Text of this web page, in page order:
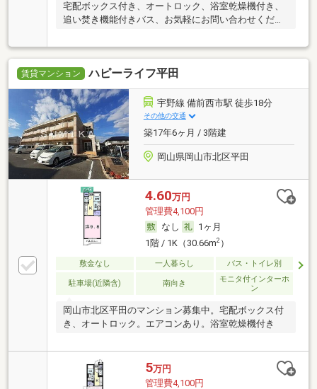
宅配ボックス付き、オートロック、浴室乾燥機付き、
追い焚き機能付きバス、お気軽にお問い合わせくださ
賃貸マンション ハピーライフ平田
宇野線 備前西市駅 徒歩18分
その他の交通
築17年6ヶ月 / 3階建
岡山県岡山市北区平田
4.60万円
管理費4,100円
なし
1ヶ月
1階 / 1K（30.66m2）
敷金なし 一人暮らし バス・トイレ別
駐車場(近隣含) 南向き
モニタ付インターホ
ン
岡山市北区平田のマンション募集中。宅配ボックス付
き、オートロック。エアコンあり。浴室乾燥機付き
5万円
管理費4,100円